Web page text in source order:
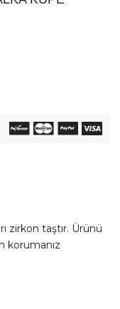
zirkon taştır. Ürünü
korumanız